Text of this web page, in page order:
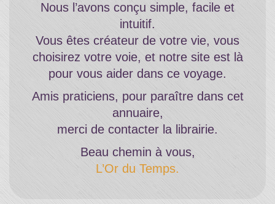
Nous l’avons conçu simple, facile et
intuitif.
Vous êtes créateur de votre vie, vous
choisirez votre voie, et notre site est là
pour vous aider dans ce voyage.
Amis praticiens, pour paraître dans cet
annuaire,
merci de contacter la librairie.
Beau chemin à vous,
L’Or du Temps.